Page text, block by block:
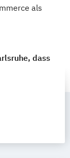
als
dass